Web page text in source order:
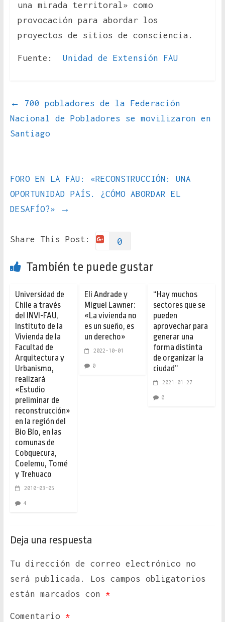
una mirada territoral» como
provocación para abordar los
proyectos de sitios de consciencia.
Fuente: Unidad de Extensión FAU
←
700 pobladores de la Federación
Nacional de Pobladores se movilizaron en
Santiago
FORO EN LA FAU: «RECONSTRUCCIÓN: UNA
OPORTUNIDAD PAÍS. ¿CÓMO ABORDAR EL
DESAFÍO?»
→
Share This Post: 0
También te puede gustar
Universidad de
Chile a través
del INVI-FAU,
Instituto de la
Vivienda de la
Facultad de
Arquitectura y
Urbanismo,
realizará
«Estudio
preliminar de
reconstrucción»
en la región del
Bio Bío, en las
comunas de
Cobquecura,
Coelemu, Tomé
y Trehuaco
2010-03-05
4
Eli Andrade y
Miguel Lawner:
«La vivienda no
es un sueño, es
un derecho»
2022-10-01
0
“Hay muchos
sectores que se
pueden
aprovechar para
generar una
forma distinta
de organizar la
ciudad”
2021-01-27
0
Deja una respuesta
Tu dirección de correo electrónico no
será publicada.
Los campos obligatorios
están marcados con *
Comentario *